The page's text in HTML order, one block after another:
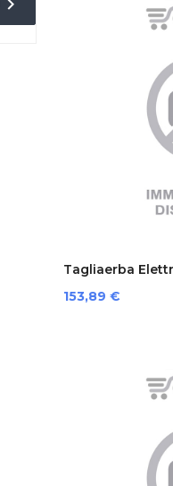

Tagliaerba
Prezzo
153,89 €